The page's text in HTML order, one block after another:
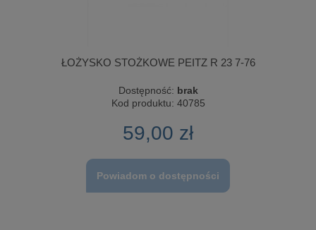
ŁOŻYSKO STOŻKOWE PEITZ R 23 7-76
Dostępność: brak
Kod produktu: 40785
59,00 zł
Powiadom o dostępności